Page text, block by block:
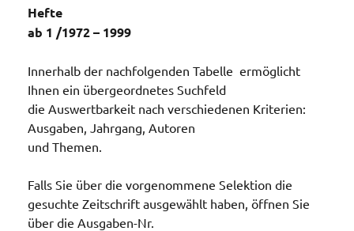
Hefte
ab 1 /1972 – 1999
Innerhalb der nachfolgenden Tabelle ermöglicht
Ihnen ein übergeordnetes Suchfeld
die Auswertbarkeit nach verschiedenen Kriterien:
Ausgaben, Jahrgang, Autoren
und Themen.
Falls Sie über die vorgenommene Selektion die
gesuchte Zeitschrift ausgewählt haben, öffnen Sie
über die Ausgaben-Nr.